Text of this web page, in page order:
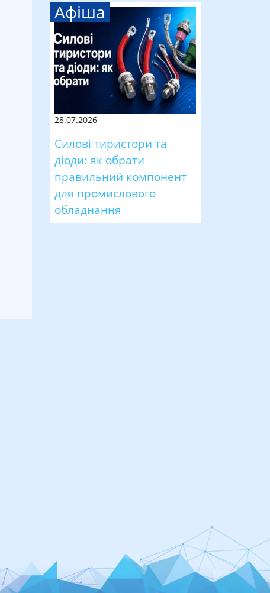
Афіша
28.07.2026
Силові тиристори та
діоди: як обрати
правильний компонент
для промислового
обладнання